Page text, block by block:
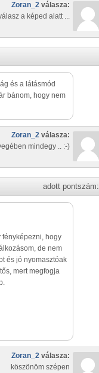
Zoran_2 válasza:
a képed alatt ...
és a látásmód
bánom, hogy nem
Zoran_2 válasza:
mindegy .. :-)
adott pontszám:
fényképezni, hogy
de nem
és jó nyomasztóak
mert megfogja
Zoran_2 válasza:
köszönöm szépen